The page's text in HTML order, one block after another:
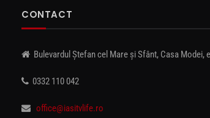
CONTACT
Bulevardul Ștefan cel Mare și Sfânt, Casa Modei,
0332 110 042
office@iasitvlife.ro